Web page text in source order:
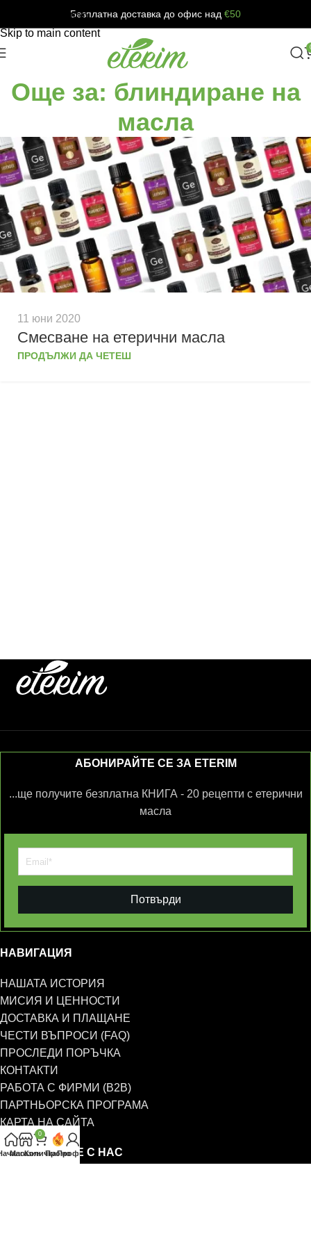
Skip to navigation
Skip to main content
Безплатна доставка до офис над €50
Още за: блиндиране на
масла
11 юни 2020
Смесване на етерични масла
ПРОДЪЛЖИ ДА ЧЕТЕШ
АБОНИРАЙТЕ СЕ ЗА ETERIM
...ще получите безплатна КНИГА - 20 рецепти с етерични
масла
Потвърди
НАВИГАЦИЯ
НАШАТА ИСТОРИЯ
МИСИЯ И ЦЕННОСТИ
ДОСТАВКА И ПЛАЩАНЕ
ЧЕСТИ ВЪПРОСИ (FAQ)
ПРОСЛЕДИ ПОРЪЧКА
КОНТАКТИ
РАБОТА С ФИРМИ (B2B)
ПАРТНЬОРСКА ПРОГРАМА
КАРТА НА САЙТА
СВЪРЖЕТЕ СЕ С НАС
Магазин
0
КоличкаПромоПрофил